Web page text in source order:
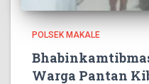
POLSEK MAKALE
Warga Pantan